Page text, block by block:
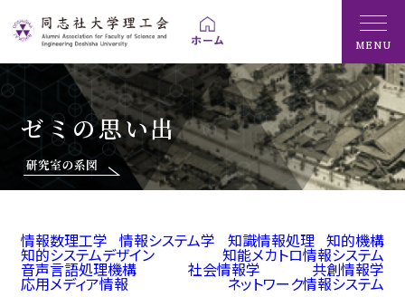
MENU
ゼミの思い出
情報数理工学 情報システム学 知識情報処理 知的機構
知的システムデザイン 知能メカトロ情報システム
音声言語処理機構 社会情報学 共創情報学
応用メディア情報
ネットワーク情報システム